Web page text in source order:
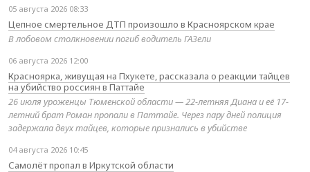
05 августа 2026 08:33
Цепное смертельное ДТП произошло в Красноярском крае
В лобовом столкновении погиб водитель ГАЗели
06 августа 2026 12:00
Красноярка, живущая на Пхукете, рассказала о реакции тайцев
на убийство россиян в Паттайе
26 июля уроженцы Тюменской области — 22-летняя Диана и её 17-
летний брат Роман пропали в Паттайе. Через пару дней полиция
задержала двух тайцев, которые признались в убийстве
04 августа 2026 10:45
Самолёт пропал в Иркутской области